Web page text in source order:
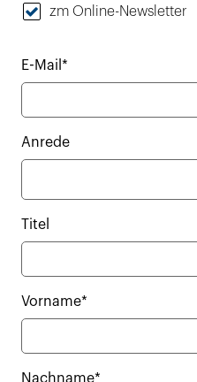
zm Online-Newsletter
E-Mail*
Anrede
Titel
Vorname*
Nachname*